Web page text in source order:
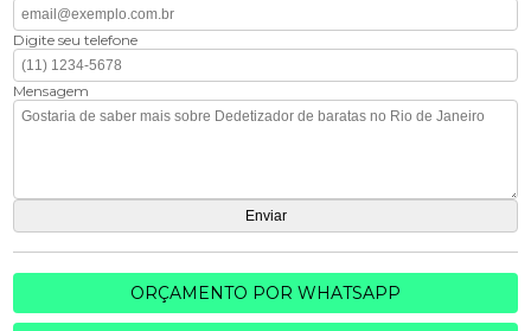
Digite seu telefone
Mensagem
ORÇAMENTO POR WHATSAPP